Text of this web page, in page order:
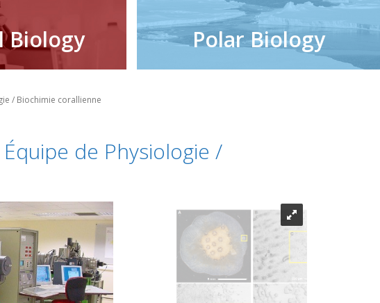
Biology Polar Biology
/ Biochimie corallienne
de Physiologie /